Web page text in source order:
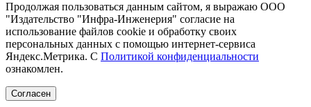
Продолжая пользоваться данным сайтом, я выражаю ООО
"Издательство "Инфра-Инженерия" согласие на
использование файлов cookie и обработку своих
персональных данных с помощью интернет-сервиса
Яндекс.Метрика. С Политикой конфиденциальности
ознакомлен.
Согласен